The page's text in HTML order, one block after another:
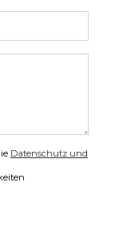
Datenschutz und